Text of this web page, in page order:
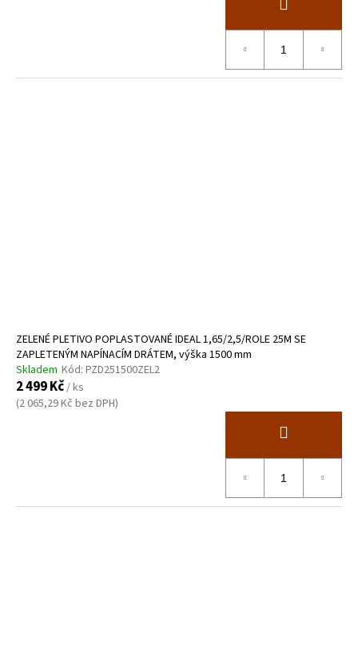
ZELENÉ PLETIVO POPLASTOVANÉ IDEAL 1,65/2,5/ROLE 25M SE
ZAPLETENÝM NAPÍNACÍM DRÁTEM, výška 1500 mm
Skladem Kód: PZD251500ZEL2
2 499 Kč/ ks
(2 065,29 Kč bez DPH)